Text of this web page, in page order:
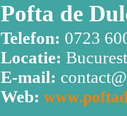
Pofta de
Telefon: 0723
Locatie:
E-mail:
Web: